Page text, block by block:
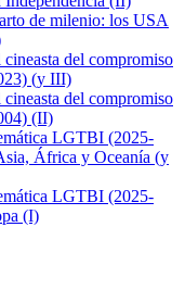
de milenio: los USA
del compromiso
(y III)
del compromiso
(II)
LGTBI (2025-
África y Oceanía (y
LGTBI (2025-
(I)